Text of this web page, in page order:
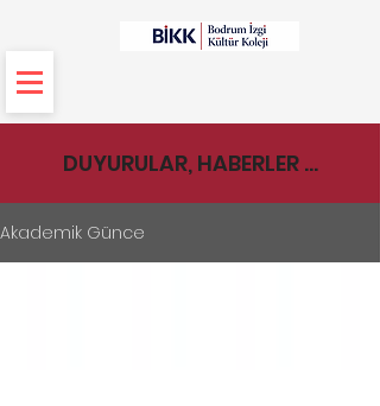
DUYURULAR, HABERLER ...
Akademik Günce